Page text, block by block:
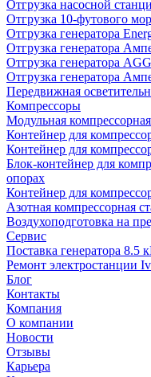
Отгрузка насосной
Отгрузка 10-футового
Отгрузка генератора
Отгрузка генератора
Отгрузка генератора
Отгрузка генератора
Передвижная
Компрессоры
Модульная
Контейнер для
Контейнер для
Блок-контейнер для
опорах
Контейнер для
Азотная компрессорная
Воздухоподготовка на
Сервис
Поставка генератора 8.5
Ремонт электростанции
Блог
Контакты
Компания
О компании
Новости
Отзывы
Карьера